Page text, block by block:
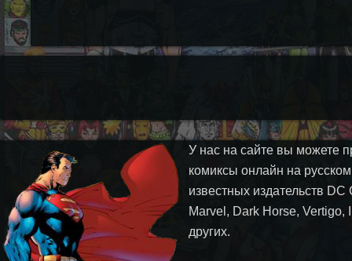
У нас на сайте вы можете
комиксы онлайн на
известных издательств DC
Marvel, Dark Horse, Vertigo,
других.